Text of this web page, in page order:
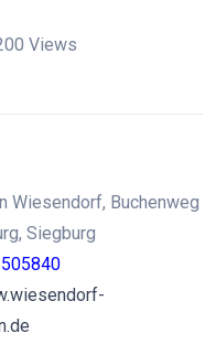
Views
Wiesendorf, Buchenweg
Siegburg